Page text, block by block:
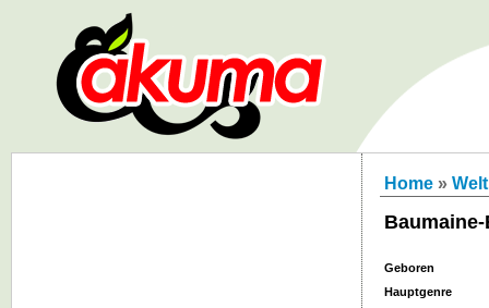
Home » Welt
Geboren
Hauptgenre